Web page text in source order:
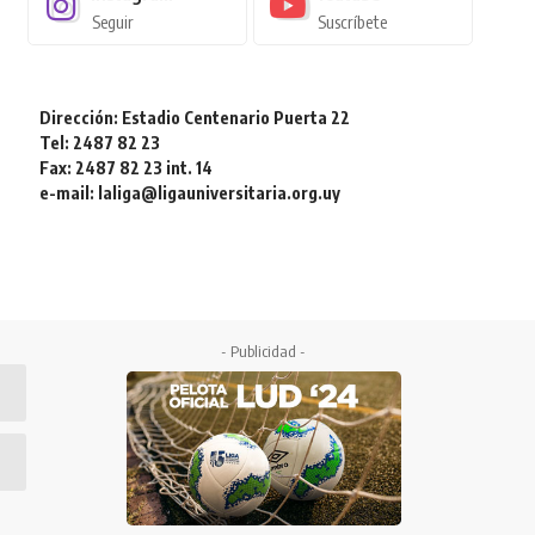
Seguir Suscríbete
Dirección: Estadio Centenario Puerta 22
Tel: 2487 82 23
Fax: 2487 82 23 int. 14
e-mail: laliga@ligauniversitaria.org.uy
- Publicidad -